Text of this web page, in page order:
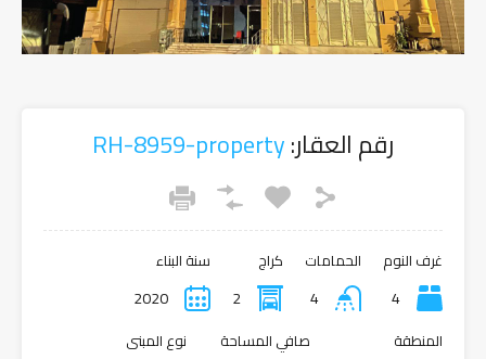
رقم العقار:
غرف النوم
4
الحمامات
4
كراج
2
سنة البناء
2020
المنطقة صافي المساحة نوع المبنى